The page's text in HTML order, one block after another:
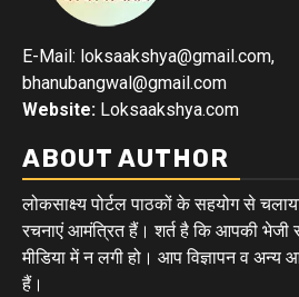
E-Mail: loksaakshya@gmail.com,
bhanubangwal@gmail.com
Website: Loksaakshya.com
ABOUT AUTHOR
लोकसाक्ष्य पोर्टल पाठकों के सहयोग से
रचनाएं आमंत्रित हैं। शर्त है कि आपकी भेजी
मीडिया में न लगी हो। आप विज्ञापन व
हैं।